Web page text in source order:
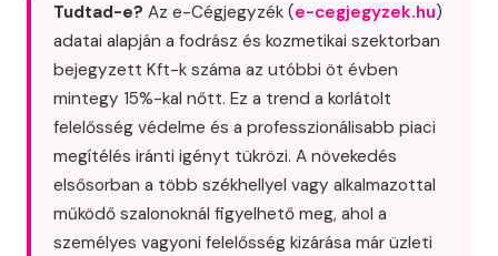
Tudtad-e? Az e-Cégjegyzék (e-cegjegyzek.hu)
adatai alapján a fodrász és kozmetikai szektorban
bejegyzett Kft-k száma az utóbbi öt évben
mintegy 15%-kal nőtt. Ez a trend a korlátolt
felelősség védelme és a professzionálisabb piaci
megítélés iránti igényt tükrözi. A növekedés
elsősorban a több székhellyel vagy alkalmazottal
működő szalonoknál figyelhető meg, ahol a
személyes vagyoni felelősség kizárása már üzleti